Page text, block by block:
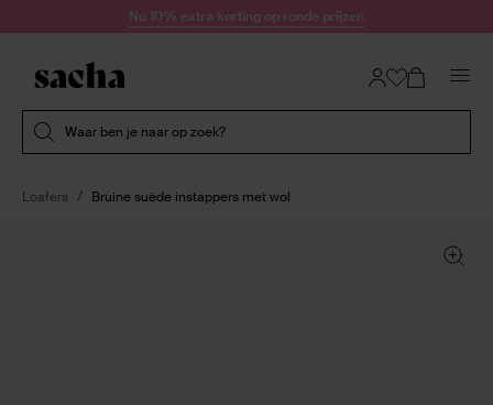
Doorgaan naar artikelNu 10% extra korting op ronde prijzen
Waar ben je naar op zoek?
Loafers Bruine suède instappers met wol